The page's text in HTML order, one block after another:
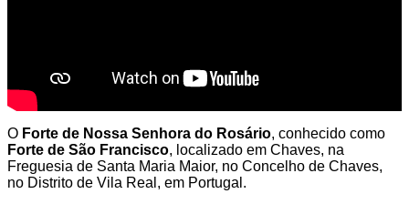
O Forte de Nossa Senhora do Rosário, conhecido como
Forte de São Francisco, localizado em Chaves, na
Freguesia de Santa Maria Maior, no Concelho de Chaves,
no Distrito de Vila Real, em Portugal.